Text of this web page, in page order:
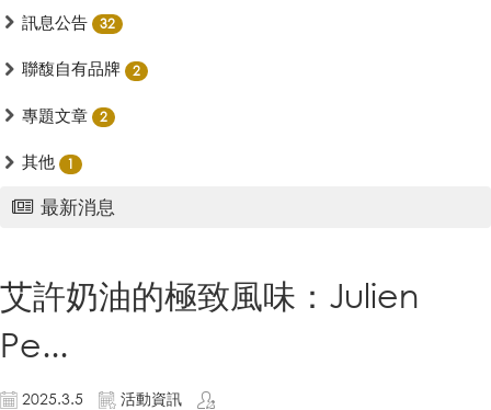
訊息公告 32
聯馥自有品牌 2
專題文章 2
其他 1
最新消息
艾許奶油的極致風味：Julien
Pe...
2025.3.5 活動資訊